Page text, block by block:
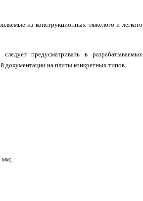
из конструкционных тяжелого и
предусматривать в
документации на плиты конкретных типов.
мм;